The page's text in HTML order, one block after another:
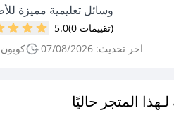
وسائل تعليمية مميزة
5.0
(0 تقييمات)
0 كوبون
اخر تحديث: 07/08/2026